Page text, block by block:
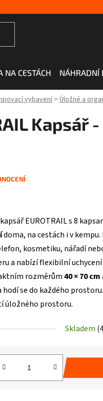
NA CESTÁCH NÁHRADNÍ
vybavení > Úložné a
Kapsář
EUROTRAIL s 8
doma, na cestách i v
kosmetiku, nářadí
a nabízí flexibilní
rozměrům40 × 70 cm
se do každého
úložného prostoru.
Skladem